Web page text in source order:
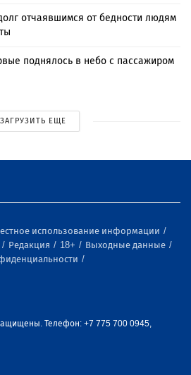
отчаявшимся от бедности людям
поднялось в небо с пассажиром
ЗАГРУЗИТЬ ЕЩЕ
использование информации
Редакция 18+
Выходные данные
Телефон: +7 775 700 0945,